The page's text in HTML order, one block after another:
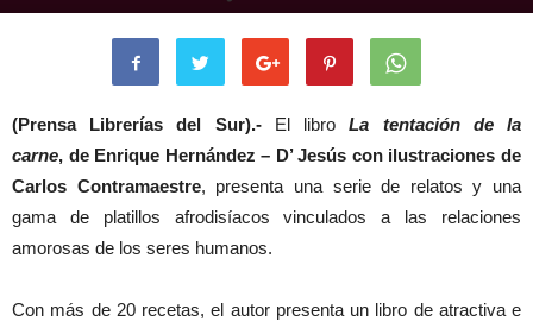
(Prensa Librerías del Sur).- El libroLa tentación de la
carne, de Enrique Hernández – D’ Jesús con ilustraciones de
Carlos Contramaestre, presenta una serie de relatos y una
gama de platillos afrodisíacos vinculados a las relaciones
amorosas de los seres humanos.
Con más de 20 recetas, el autor presenta un libro de atractiva e